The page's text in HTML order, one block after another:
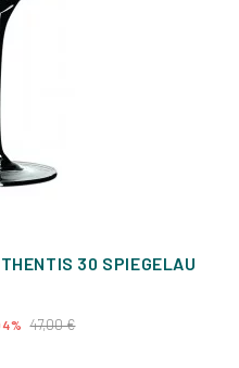
30 SPIEGELAU
47,00 €Prix